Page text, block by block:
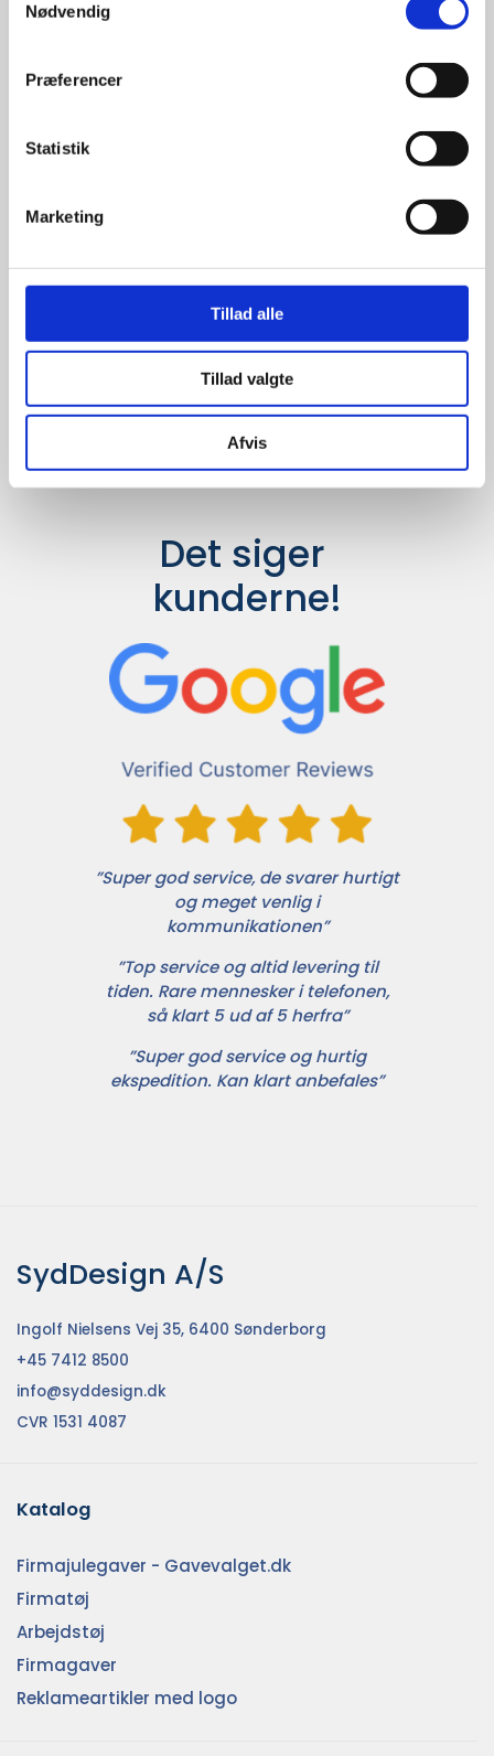
Nødvendig
Præferencer
Statistik
Marketing
Tillad alle
Tillad valgte
Afvis
Udvalget er langt større, så har I en
idé til et konkret produkt, eller et
helt særligt ønske, så send en
forespørgsel tilinfo@syddesign.dk,
så finder vi det helt rigtige produkt
til en konkurrence dygtig pris.
Det siger
kunderne!
”Super god service, de svarer hurtigt
og meget venlig i
kommunikationen”
”Top service og altid levering til
tiden. Rare mennesker i telefonen,
så klart 5 ud af 5 herfra”
”Super god service og hurtig
ekspedition. Kan klart anbefales”
SydDesign A/S
Ingolf Nielsens Vej 35, 6400 Sønderborg
+45 7412 8500
info@syddesign.dk
CVR 1531 4087
Katalog
Firmajulegaver - Gavevalget.dk
Firmatøj
Arbejdstøj
Firmagaver
Reklameartikler med logo